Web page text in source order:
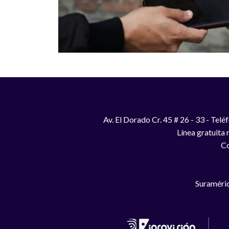
Av. El Dorado Cr. 45 # 26 - 33 -
Línea gratuita